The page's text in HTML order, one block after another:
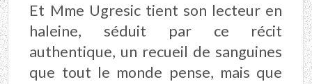
Et Mme Ugresic tient son lecteur en
haleine, séduit par ce récit
authentique, un recueil de sanguines
que tout le monde pense, mais que